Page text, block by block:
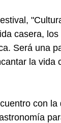
casera, los
Será una
la vida
con la